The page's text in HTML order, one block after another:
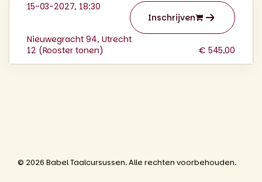
15-03-2027, 18:30
Inschrijven
Nieuwegracht 94, Utrecht
12 (Rooster tonen) € 545,00
© 2026 Babel Taalcursussen. Alle rechten voorbehouden.